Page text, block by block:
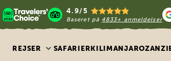
4.9/5
Baseret på 4833+ anmeldelser
REJSER SAFARIERKILIMANJARO